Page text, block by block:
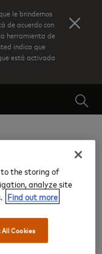
le brindemos
de acuerdo con
herramienta de
indica que
está activada
to the storing of
analyze site
Find out more
Cookies